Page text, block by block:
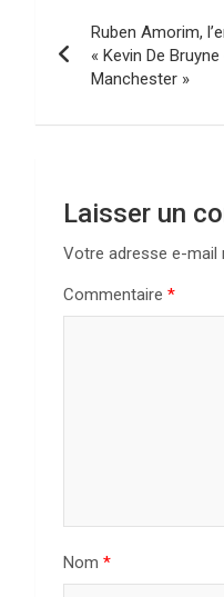
de
Ruben Amorim,
« Kevin De
Manchester »
Laisser un
Votre adresse e-mail
Commentaire *
Nom *